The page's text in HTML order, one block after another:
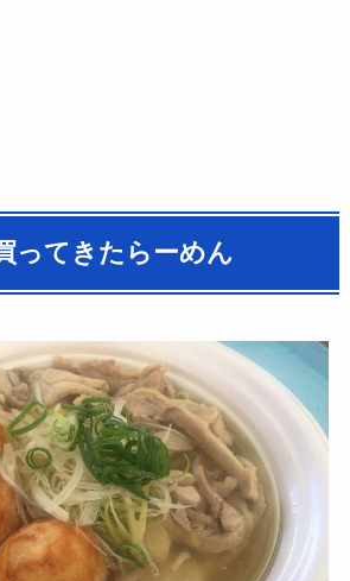
ってきたらーめん